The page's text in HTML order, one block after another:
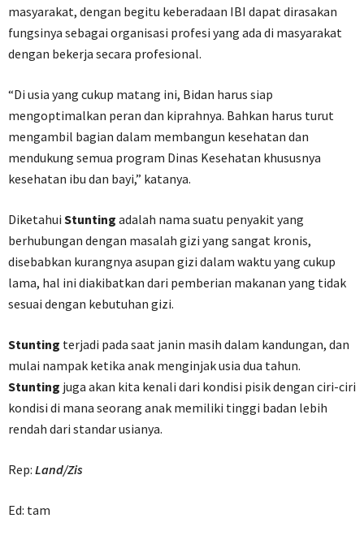
masyarakat, dengan begitu keberadaan IBI dapat dirasakan
fungsinya sebagai organisasi profesi yang ada di masyarakat
dengan bekerja secara profesional.
“Di usia yang cukup matang ini, Bidan harus siap
mengoptimalkan peran dan kiprahnya. Bahkan harus turut
mengambil bagian dalam membangun kesehatan dan
mendukung semua program Dinas Kesehatan khususnya
kesehatan ibu dan bayi,” katanya.
Diketahui Stunting adalah nama suatu penyakit yang
berhubungan dengan masalah gizi yang sangat kronis,
disebabkan kurangnya asupan gizi dalam waktu yang cukup
lama, hal ini diakibatkan dari pemberian makanan yang tidak
sesuai dengan kebutuhan gizi.
Stunting terjadi pada saat janin masih dalam kandungan, dan
mulai nampak ketika anak menginjak usia dua tahun.
Stunting juga akan kita kenali dari kondisi pisik dengan ciri-ciri
kondisi di mana seorang anak memiliki tinggi badan lebih
rendah dari standar usianya.
Rep: Land/Zis
Ed: tam